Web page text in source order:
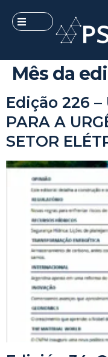
Mês da
Edição 226 –
PARA A
SETOR